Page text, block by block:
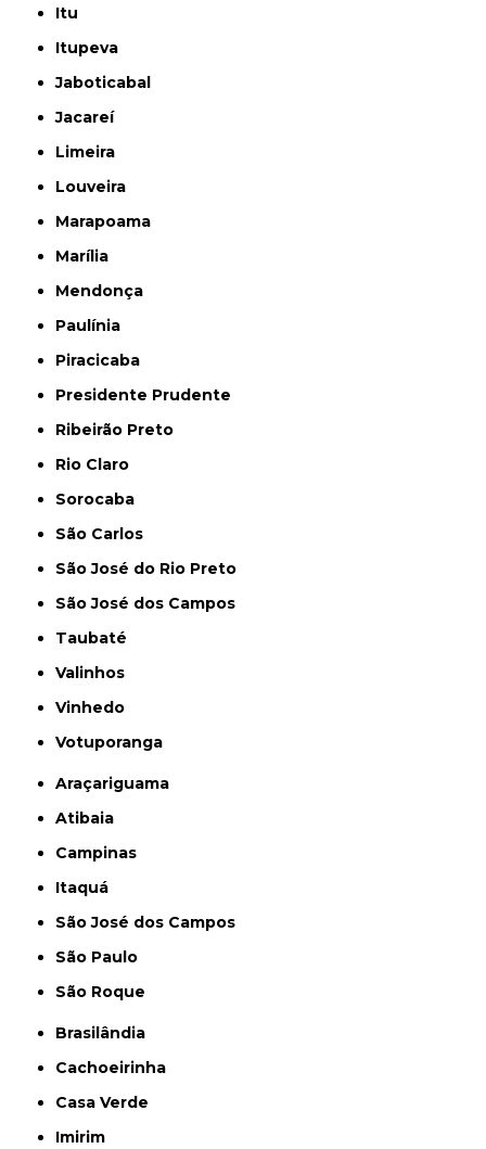
Itu
Itupeva
Jaboticabal
Jacareí
Limeira
Louveira
Marapoama
Marília
Mendonça
Paulínia
Piracicaba
Presidente Prudente
Ribeirão Preto
Rio Claro
Sorocaba
São Carlos
São José do Rio Preto
São José dos Campos
Taubaté
Valinhos
Vinhedo
Votuporanga
Araçariguama
Atibaia
Campinas
Itaquá
São José dos Campos
São Paulo
São Roque
Brasilândia
Cachoeirinha
Casa Verde
Imirim